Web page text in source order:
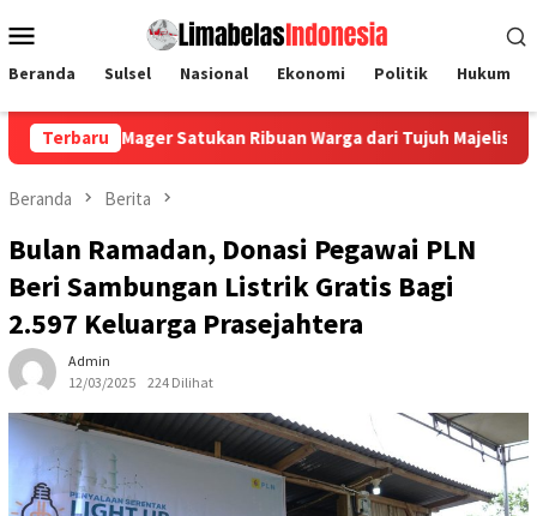
ke
Mobile
Beranda Sulsel Nasional Ekonomi Politik Hukum
Terbaru
Satukan Ribuan Warga dari Tujuh Majelis Agama
Beranda Berita
Bulan Ramadan, Donasi Pegawai PLN
Beri Sambungan Listrik Gratis Bagi
2.597 Keluarga Prasejahtera
Admin
12/03/2025
224 Dilihat